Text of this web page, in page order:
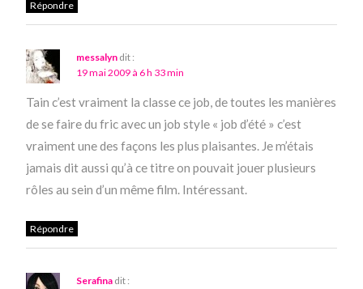
Répondre
messalyn dit :
19 mai 2009 à 6 h 33 min
Tain c’est vraiment la classe ce job, de toutes les manières
de se faire du fric avec un job style « job d’été » c’est
vraiment une des façons les plus plaisantes. Je m’étais
jamais dit aussi qu’à ce titre on pouvait jouer plusieurs
rôles au sein d’un même film. Intéressant.
Répondre
Serafina dit :